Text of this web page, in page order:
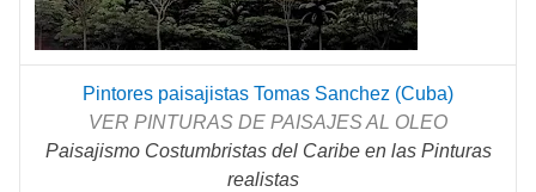
Pintores paisajistas Tomas Sanchez (Cuba)
VER PINTURAS DE PAISAJES AL OLEO
Paisajismo Costumbristas del Caribe en las Pinturas
realistas